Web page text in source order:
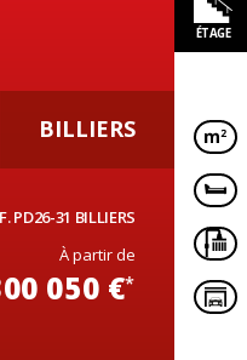
BILLIERS
PD26-31 BILLIERS
À partir de
050 €*
ÉTAGE